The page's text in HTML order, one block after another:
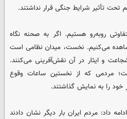
تحت تأثیر شرایط جنگی قرار نداشتند.
روبه‌رو هستیم. اگر به صحنه نگاه
می‌کنیم. نخست، میدان نظامی است
و ایثار در آن نقش‌آفرینی می‌کنند.
مردمی که از نخستین ساعات وقوع
را به نمایش گذاشتند.
داد: مردم ایران بار دیگر نشان دادند